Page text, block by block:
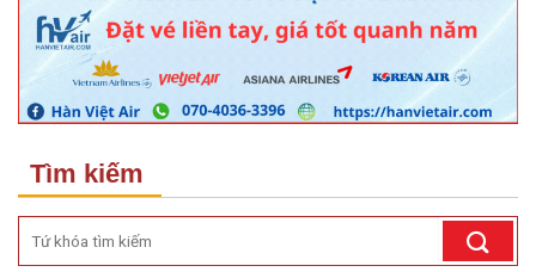
Tìm kiếm